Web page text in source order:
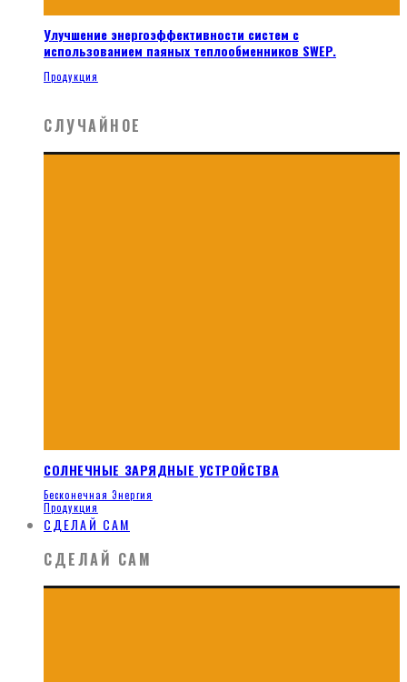
Улучшение энергоэффективности систем с
использованием паяных теплообменников SWEP.
Продукция
СЛУЧАЙНОЕ
СОЛНЕЧНЫЕ ЗАРЯДНЫЕ УСТРОЙСТВА
Бесконечная Энергия
Продукция
СДЕЛАЙ САМ
СДЕЛАЙ САМ